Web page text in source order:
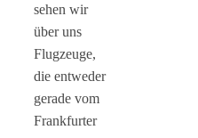
sehen wir
über uns
Flugzeuge,
die entweder
gerade vom
Frankfurter